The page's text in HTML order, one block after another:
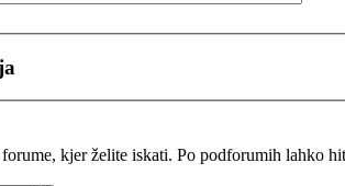
kjer želite iskati. Po podforumih lahko